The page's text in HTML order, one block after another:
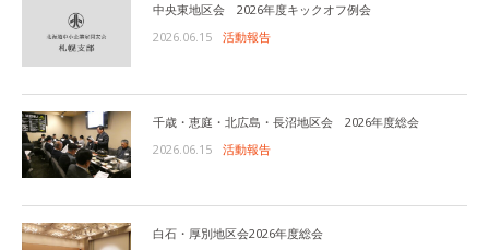
中央東地区会 2026年度キックオフ例会
2026.06.15
活動報告
千歳・恵庭・北広島・長沼地区会 2026年度総会
2026.06.15
活動報告
白石・厚別地区会2026年度総会